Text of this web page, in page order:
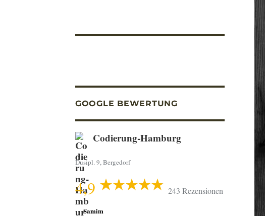
GOOGLE BEWERTUNG
Codierung-Hamburg
Dusipl. 9, Bergedorf
4,9 243 Rezensionen
Samim